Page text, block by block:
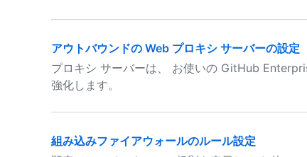
アウトバウンドの Web プロキシ サーバーの設定
プロキシ サーバーは、 お使いの GitHub
強化します。
組み込みファイアウォールのルール設定